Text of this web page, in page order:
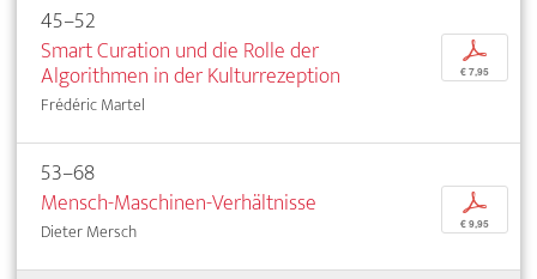
45–52
Smart Curation und die Rolle der
Algorithmen in der Kulturrezeption
Frédéric Martel
p
€ 7,95
53–68
Mensch-Maschinen-Verhältnisse
Dieter Mersch
p
€ 9,95